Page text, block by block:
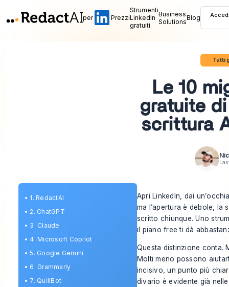
per Prezzi
Strumenti
LinkedIn
gratuiti
Business
SolutionsBlog
Tutti
Le 10
gratuite
scrittura
• 1. RedactAI
• 2. ChatGPT
• 3. Claude
• 4. Microsoft Copilot
•5. Google Gemini
• 6. Grammarly
• 7. QuillBot
Apri LinkedIn, dai
ma l’apertura è debole, la
scritto chiunque. Uno
il piano free ti dà
Questa distinzione conta.
Molti meno possono
incisivo, un punto più
divario è evidente già